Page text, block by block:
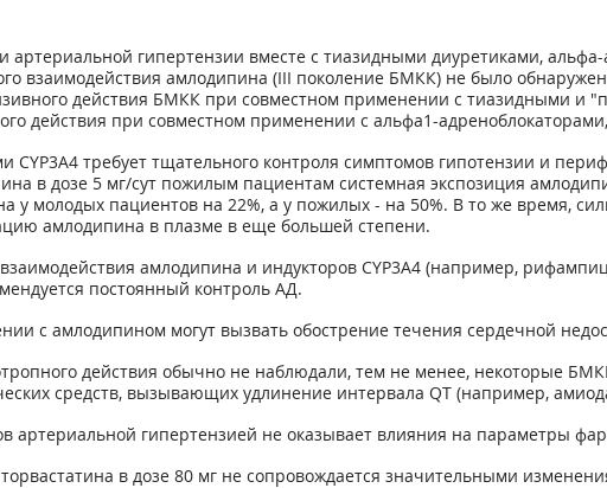
гипертензии вместе с тиазидными диуретиками,
взаимодействия амлодипина (III поколение БМКК) не было
действия БМКК при совместном применении с тиазидными и
действия при совместном применении с альфа1-
требует тщательного контроля симптомов гипотензии и
в дозе 5 мг/сут пожилым пациентам системная экспозиция
у молодых пациентов на 22%, а у пожилых - на 50%. В то же время,
амлодипина в плазме в еще большей степени.
амлодипина и индукторов CYP3A4 (например,
постоянный контроль АД.
с амлодипином могут вызвать обострение течения сердечной
действия обычно не наблюдали, тем не менее, некоторые
средств, вызывающих удлинение интервала QT (например,
артериальной гипертензией не оказывает влияния на параметры
в дозе 80 мг не сопровождается значительными